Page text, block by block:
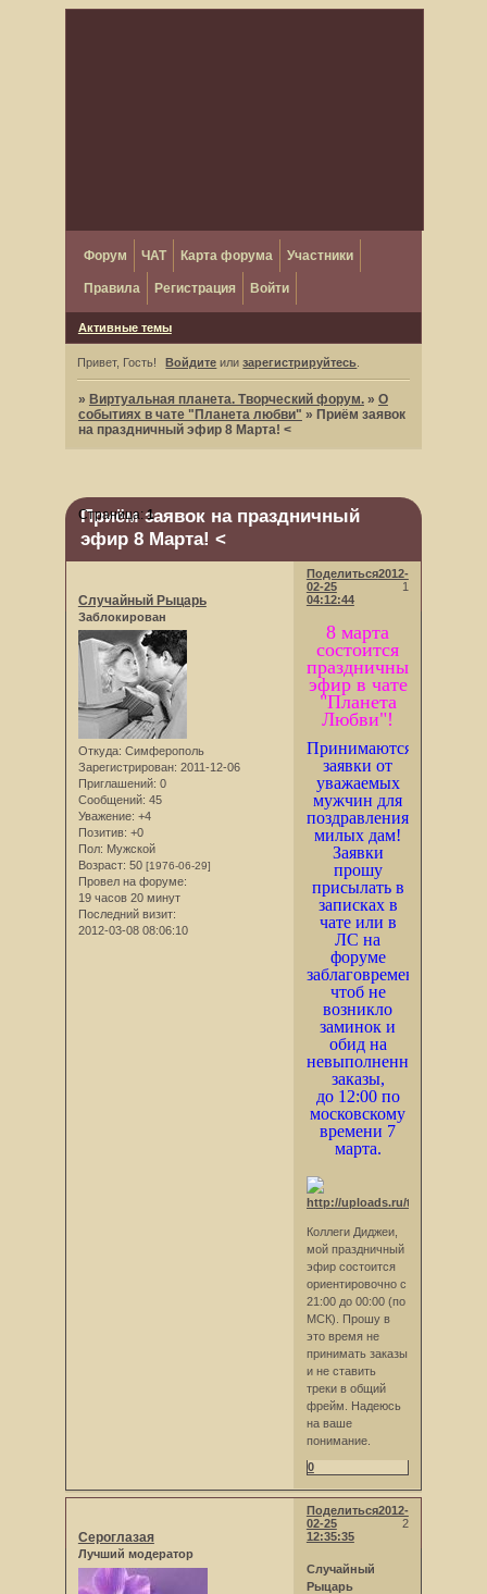
Форум ЧАТ Карта форума Участники
Правила Регистрация Войти
Активные темы
Привет, Гость! Войдите илизарегистрируйтесь
» Виртуальная планета. Творческий форум. » О
событиях в чате "Планета любви" » Приём заявок
на праздничный эфир 8 Марта! <
Приём заявок на праздничный
эфир 8 Марта! <
Страница:1
Поделиться
1
2012-
02-25
04:12:44
Случайный Рыцарь
Заблокирован
Откуда: Симферополь
Зарегистрирован: 2011-12-06
Приглашений: 0
Сообщений: 45
Уважение: +4
Позитив: +0
Пол: Мужской
Возраст: 50 [1976-06-29]
Провел на форуме:
19 часов 20 минут
Последний визит:
2012-03-08 08:06:10
8 марта
состоится
праздничный
эфир в чате
"Планета
Любви"!
Принимаются
заявки от
уважаемых
мужчин для
поздравления
милых дам!
Заявки
прошу
присылать в
записках в
чате или в
ЛС на
форуме
заблаговременно,
чтоб не
возникло
заминок и
обид на
невыполненные
заказы,
до 12:00 по
московскому
времени 7
марта.
Коллеги Диджеи,
мой праздничный
эфир состоится
ориентировочно с
21:00 до 00:00 (по
МСК). Прошу в
это время не
принимать заказы
и не ставить
треки в общий
фрейм. Надеюсь
на ваше
понимание.
0
Поделиться
2
2012-
02-25
12:35:35
Сероглазая
Лучший модератор
Случайный
Рыцарь